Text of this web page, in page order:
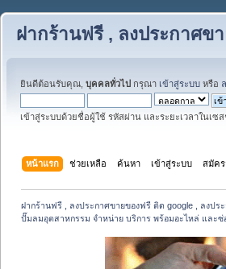
ฝากร้านฟรี , ลงประกาศข
ยินดีต้อนรับคุณ, บุคคลทั่วไป กรุณา เข้าสู่ระบบ หรือ
เข้าสู่ระบบด้วยชื่อผู้ใช้ รหัสผ่าน และระยะเวลาในเซ
หน้าแรก ช่วยเหลือ ค้นหา เข้าสู่ระบบ สมัค
ฝากร้านฟรี , ลงประกาศขายของฟรี ติด google , ลงปร
ปั๊มลมอุตสาหกรรม จำหน่าย บริการ พร้อมอะไหล่ และ